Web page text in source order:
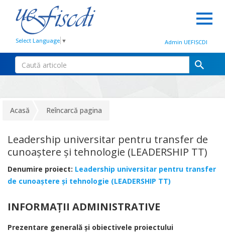
Select Language ▼ Admin UEFISCDI
Acasă Reîncarcă pagina
Leadership universitar pentru transfer de
cunoaștere și tehnologie (LEADERSHIP TT)
Denumire proiect: Leadership universitar pentru transfer
de cunoaștere și tehnologie (LEADERSHIP TT)
INFORMAȚII ADMINISTRATIVE
Prezentare generală și obiectivele proiectului